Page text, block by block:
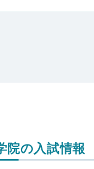
院の入試情報